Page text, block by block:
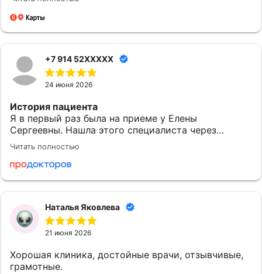
+7 914 52XXXXX
24 июня 2026
История пациента
Я в первый раз была на приеме у Елены
Сергеевны. Нашла этого специалиста через
приложение МедТочка. При выборе обратила
внимание на ее профессионализм. Перед
исследованием были предоставлены одноразовые
Могу сказать, что после посещения доктора
Субочевой Е.С. у меня остались хорошие
впечатления. Врач показалась доброжелательной.
началась в назначенное время. Елена Сергеевна
провела со мной приблизительно 15-20 минут, и в
Читать полностью
Наталья Яковлева
21 июня 2026
Хорошая клиника, достойные врачи, отзывчивые,
грамотные.